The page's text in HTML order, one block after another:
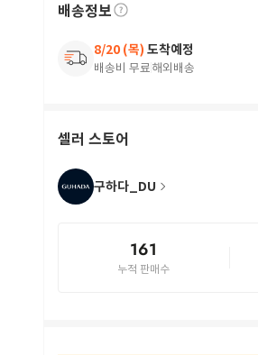
배송정보
8/20 (목) 도착예정
배송비 무료해외배송
셀러 스토어
구하다_DU
161
누적 판매수